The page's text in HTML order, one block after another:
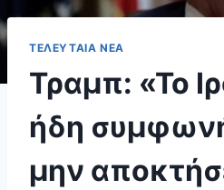
ΤΕΛΕΥΤΑΊΑ ΝΈΑ
Τραμπ: «Το
ήδη
μην